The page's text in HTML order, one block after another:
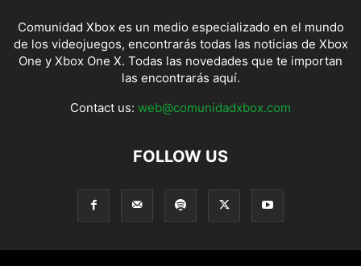
Comunidad Xbox es un medio especializado en el mundo
de los videojuegos, encontrarás todas las noticias de Xbox
One y Xbox One X. Todas las novedades que te importan
las encontrarás aquí.
Contact us: web@comunidadxbox.com
FOLLOW US